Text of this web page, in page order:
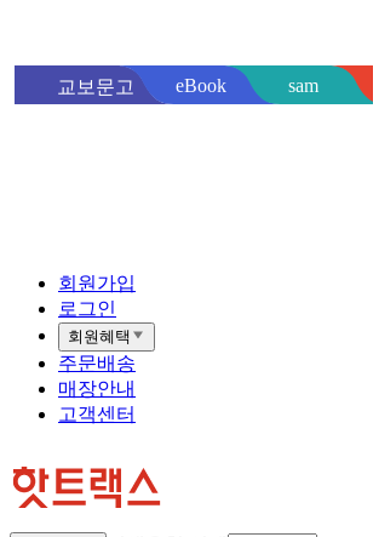
교보문고 eBook sam
회원가입
로그인
회원혜택
주문배송
매장안내
고객센터